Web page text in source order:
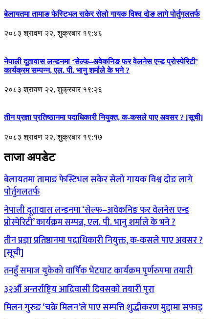
बेलायतमा तामाङ फेस्टिभल सकेर सेलो गायक विश्व दोङ लागे पोर्तुगलतर्फ
२०८३ श्रावण २२, शुक्रबार १९:४६
नेपाली दूतावास लन्डनमा ‘सेल्फ–अवेकनिङ फर वेलनेस एन्ड प्रोस्पेरिटी’
कार्यक्रम सम्पन्न, एल. पी. भानु शर्माले के भने ?
२०८३ श्रावण २२, शुक्रबार १९:२६
तीन प्रज्ञा प्रतिष्ठानमा पदाधिकारी नियुक्त, क-कसले पाए अवसर ? [सूची]
२०८३ श्रावण २२, शुक्रबार १९:१७
ताजा अपडेट
बेलायतमा तामाङ फेस्टिभल सकेर सेलो गायक विश्व दोङ लागे
पोर्तुगलतर्फ
नेपाली दूतावास लन्डनमा ‘सेल्फ–अवेकनिङ फर वेलनेस एन्ड
प्रोस्पेरिटी’ कार्यक्रम सम्पन्न, एल. पी. भानु शर्माले के भने ?
तीन प्रज्ञा प्रतिष्ठानमा पदाधिकारी नियुक्त, क-कसले पाए अवसर ?
[सूची]
तनहुँ समाज युकेको वार्षिक भेटघाट कार्यक्रम पुर्णरुपमा तयारी
३२औँ अन्तर्राष्ट्रिय आदिवासी दिवसको तयारी पुरा
मिलन गुरुङ ‘चक्रे मिलन’ले पाए सम्पत्ति शुद्धीकरण मुद्दामा सफाइ